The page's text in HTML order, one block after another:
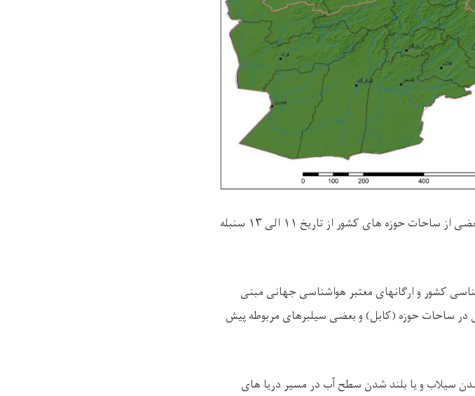
از ساحات حوزه های کشور از تاریخ ۱۱ الی۱۳ سنبله
کشور و ارگانهای معتبر هواشناسی جهانی مبنی
در ساحات حوزه (کابل) و بعضی سیلبرهای مربوطه پیش
سیلاب و یا بلند شدن سطح آب در مسیر دریا های